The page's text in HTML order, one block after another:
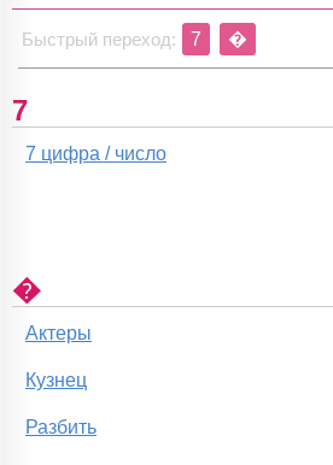
Быстрый переход: 7 �
7
7 цифра / число
�
Актеры
Кузнец
Разбить